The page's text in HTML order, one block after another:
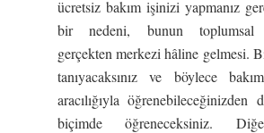
ücretsiz bakım işinizi yapmanız
bir nedeni, bunun toplumsal
gerçekten merkezi hâline gelmesi.
tanıyacaksınız ve böylece
aracılığıyla öğrenebileceğinizden
biçimde öğreneceksiniz.